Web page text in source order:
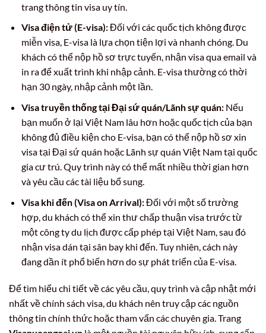
trang thông tin visa uy tín.
Visa điện tử (E-visa):Đối với các quốc tịch không được
miễn visa, E-visa là lựa chọn tiện lợi và nhanh chóng. Du
khách có thể nộp hồ sơ trực tuyến, nhận visa qua email và
in ra để xuất trình khi nhập cảnh. E-visa thường có thời
hạn 30 ngày, nhập cảnh một lần.
Visa truyền thống tại Đại sứ quán/Lãnh sự quán:Nếu
bạn muốn ở lại Việt Nam lâu hơn hoặc quốc tịch của bạn
không đủ điều kiện cho E-visa, bạn có thể nộp hồ sơ xin
visa tại Đại sứ quán hoặc Lãnh sự quán Việt Nam tại quốc
gia cư trú. Quy trình này có thể mất nhiều thời gian hơn
và yêu cầu các tài liệu bổ sung.
Visa khi đến (Visa on Arrival):Đối với một số trường
hợp, du khách có thể xin thư chấp thuận visa trước từ
một công ty du lịch được cấp phép tại Việt Nam, sau đó
nhận visa dán tại sân bay khi đến. Tuy nhiên, cách này
đang dần ít phổ biến hơn do sự phát triển của E-visa.
Để tìm hiểu chi tiết về các yêu cầu, quy trình và cập nhật mới
nhất về chính sách visa, du khách nên truy cập các nguồn
thông tin chính thức hoặc tham vấn các chuyên gia. Trang